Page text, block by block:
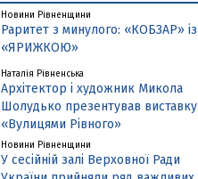
Новини Рівненщини
Раритет з минулого: «КОБЗАР» із
«ЯРИЖКОЮ»
Наталія Рівненська
Архітектор і художник Микола
Шолудько презентував виставку
«Вулицями Рівного»
Новини Рівненщини
У сесійній залі Верховної Ради